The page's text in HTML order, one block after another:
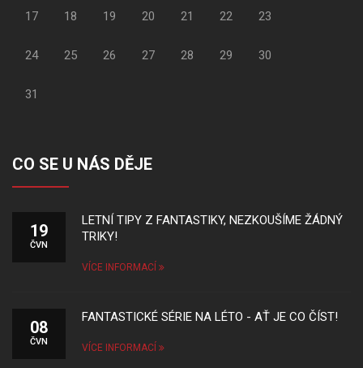
17 18 19 20 21 22 23
24 25 26 27 28 29 30
31
CO SE U NÁS DĚJE
19
ČVN
LETNÍ TIPY Z FANTASTIKY, NEZKOUŠÍME ŽÁDNÝ
TRIKY!
VÍCE INFORMACÍ
08
ČVN
FANTASTICKÉ SÉRIE NA LÉTO - AŤ JE CO ČÍST!
VÍCE INFORMACÍ